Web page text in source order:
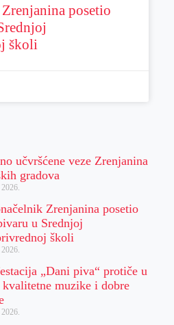
posetio
školi
učvršćene veze Zrenjanina
gradova
Zrenjanina posetio
u Srednjoj
školi
„Dani piva“ protiče u
kvalitetne muzike i dobre